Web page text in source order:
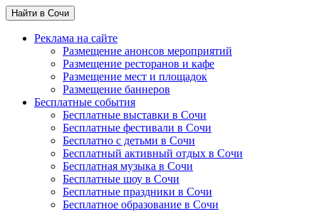
Найти в Сочи
Реклама на сайте
Размещение анонсов мероприятий
Размещение ресторанов и кафе
Размещение мест и площадок
Размещение баннеров
Бесплатные события
Бесплатные выставки в Сочи
Бесплатные фестивали в Сочи
Бесплатно с детьми в Сочи
Бесплатный активный отдых в Сочи
Бесплатная музыка в Сочи
Бесплатные шоу в Сочи
Бесплатные праздники в Сочи
Бесплатное образование в Сочи